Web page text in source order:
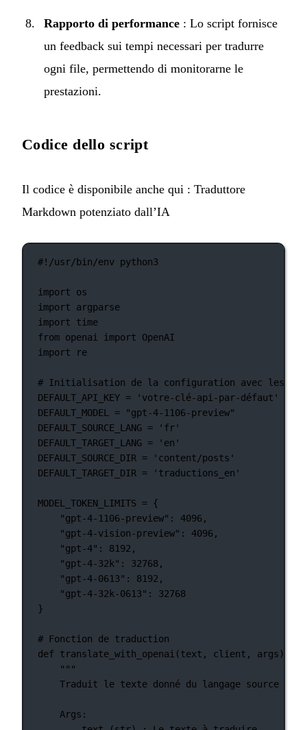
Rapporto di performance : Lo script fornisce
un feedback sui tempi necessari per tradurre
ogni file, permettendo di monitorarne le
prestazioni.
Codice dello script
Il codice è disponibile anche qui : Traduttore
Markdown potenziato dall’IA
#!/usr/bin/env python3
import os
import argparse
import time
from openai import OpenAI
import re
# Initialisation de la configuration avec les
DEFAULT_API_KEY =
'votre-clé-api-par-défaut'
DEFAULT_MODEL
=
"gpt-4-1106-preview"
DEFAULT_SOURCE_LANG =
'fr'
DEFAULT_TARGET_LANG =
'en'
DEFAULT_SOURCE_DIR =
'content/posts'
DEFAULT_TARGET_DIR = 'traductions_en'
MODEL_TOKEN_LIMITS = {
"gpt-4-1106-preview" : 4096,
"gpt-4-vision-preview" : 4096,
"gpt-4" : 8192 ,
"gpt-4-32k" : 32768,
"gpt-4-0613" : 8192 ,
"gpt-4-32k-0613" : 32768
}
# Fonction de traduction
def
translate_with_openai (text, client, args):
"""
Traduit le texte donné du langage source
Args: